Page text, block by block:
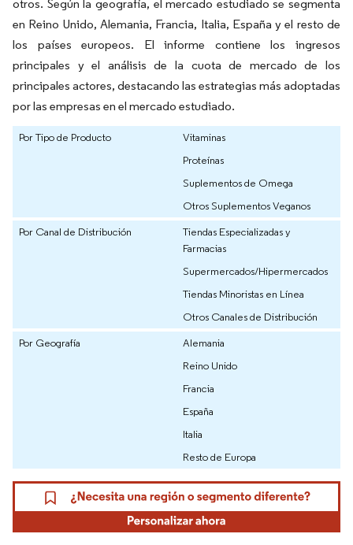
otros. Según la geografía, el mercado estudiado se segmenta
en Reino Unido, Alemania, Francia, Italia, España y el resto de
los países europeos. El informe contiene los ingresos
principales y el análisis de la cuota de mercado de los
principales actores, destacando las estrategias más adoptadas
por las empresas en el mercado estudiado.
Por Tipo de Producto
Vitaminas
Proteínas
Suplementos de Omega
Otros Suplementos Veganos
Por Canal de Distribución
Tiendas Especializadas y
Farmacias
Supermercados/Hipermercados
Tiendas Minoristas en Línea
Otros Canales de Distribución
Por Geografía
Alemania
Reino Unido
Francia
España
Italia
Resto de Europa